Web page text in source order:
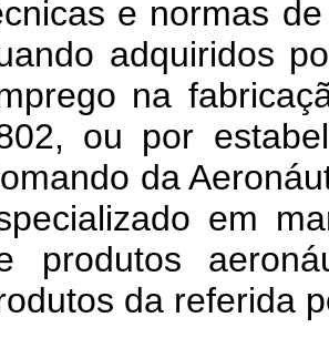
e normas
adquiridos
na
ou por
da
em
produtos
da referida